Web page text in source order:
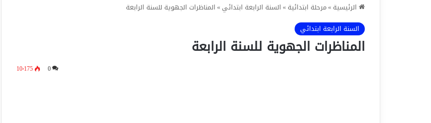
الرئيسية »مرحلة ابتدائية »السنة الرابعة ابتدائي »المناظرات الجهوية للسنة الرابعة
السنة الرابعة ابتدائي
المناظرات الجهوية للسنة الرابعة
0 10٬175